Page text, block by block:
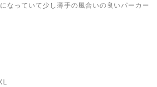
なっていて少し薄手の風合いの良いパーカー